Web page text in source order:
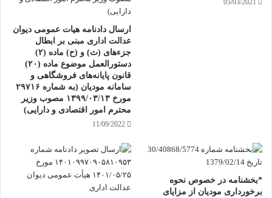
05/03/2021
ارسال دادنامه هیات عمومی دیوان
عدالت اداری مبنی بر ابطال
جزءهای (ث) و (ح) ماده (۲)
دستورالعمل موضوع ماده (۲۰)
قانون پایانه‌‌های فروشگاهی و
سامانه مودیان (به شماره ۲۹۷۱۶
مورخ ۱۳۹۹/۰۳/۱۳ مصوب وزیر
محترم امور اقتصادی و دارایی)
11/09/2022
*بخشنامه در خصوص نحوه
برخورداری مودیان از مزایای